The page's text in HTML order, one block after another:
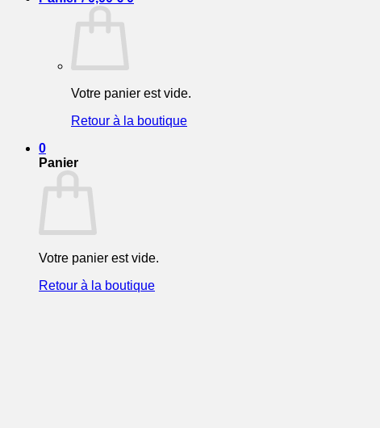
Votre panier est vide.
Retour à la boutique
0
Panier
Votre panier est vide.
Retour à la boutique